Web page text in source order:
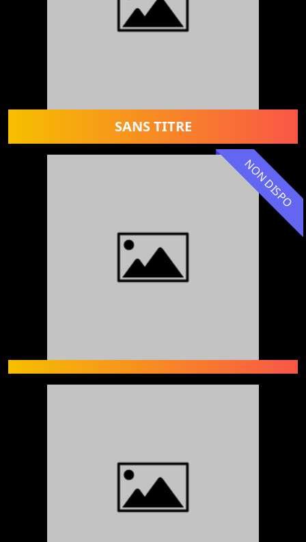
SANS TITRE
NON DISPO